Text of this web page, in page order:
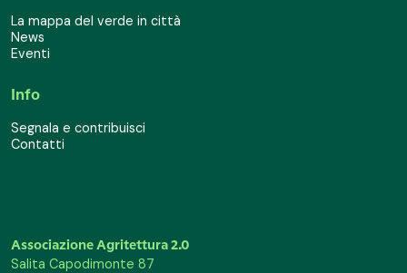
La mappa del verde in città
News
Eventi
Info
Segnala e contribuisci
Contatti
Associazione Agritettura 2.0
Salita Capodimonte 87